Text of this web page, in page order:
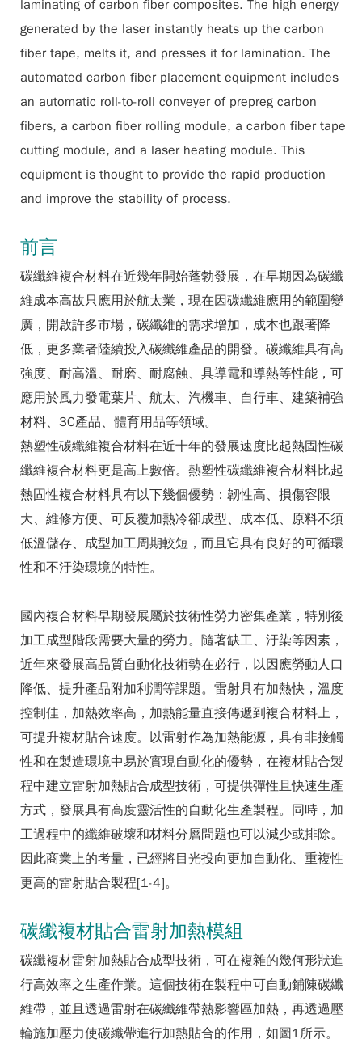
laminating of carbon fiber composites. The high energy
generated by the laser instantly heats up the carbon
fiber tape, melts it, and presses it for lamination. The
automated carbon fiber placement equipment includes
an automatic roll-to-roll conveyer of prepreg carbon
fibers, a carbon fiber rolling module, a carbon fiber tape
cutting module, and a laser heating module. This
equipment is thought to provide the rapid production
and improve the stability of process.
前言
碳纖維複合材料在近幾年開始蓬勃發展，在早期因為碳纖
維成本高故只應用於航太業，現在因碳纖維應用的範圍變
廣，開啟許多市場，碳纖維的需求增加，成本也跟著降
低，更多業者陸續投入碳纖維產品的開發。碳纖維具有高
強度、耐高溫、耐磨、耐腐蝕、具導電和導熱等性能，可
應用於風力發電葉片、航太、汽機車、自行車、建築補強
材料、3C產品、體育用品等領域。
熱塑性碳纖維複合材料在近十年的發展速度比起熱固性碳
纖維複合材料更是高上數倍。熱塑性碳纖維複合材料比起
熱固性複合材料具有以下幾個優勢：韌性高、損傷容限
大、維修方便、可反覆加熱冷卻成型、成本低、原料不須
低溫儲存、成型加工周期較短，而且它具有良好的可循環
性和不汙染環境的特性。
國內複合材料早期發展屬於技術性勞力密集產業，特別後
加工成型階段需要大量的勞力。隨著缺工、汙染等因素，
近年來發展高品質自動化技術勢在必行，以因應勞動人口
降低、提升產品附加利潤等課題。雷射具有加熱快，溫度
控制佳，加熱效率高，加熱能量直接傳遞到複合材料上，
可提升複材貼合速度。以雷射作為加熱能源，具有非接觸
性和在製造環境中易於實現自動化的優勢，在複材貼合製
程中建立雷射加熱貼合成型技術，可提供彈性且快速生產
方式，發展具有高度靈活性的自動化生產製程。同時，加
工過程中的纖維破壞和材料分層問題也可以減少或排除。
因此商業上的考量，已經將目光投向更加自動化、重複性
更高的雷射貼合製程[1-4]。
碳纖複材貼合雷射加熱模組
碳纖複材雷射加熱貼合成型技術，可在複雜的幾何形狀進
行高效率之生產作業。這個技術在製程中可自動鋪陳碳纖
維帶，並且透過雷射在碳纖維帶熱影響區加熱，再透過壓
輪施加壓力使碳纖帶進行加熱貼合的作用，如圖1所示。